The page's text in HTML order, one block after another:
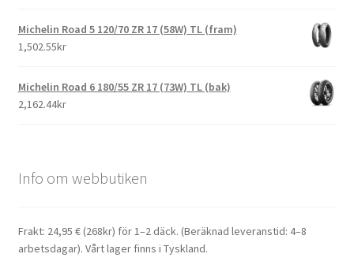
Michelin Road 5 120/70 ZR 17 (58W) TL (fram)
1,502.55kr
Michelin Road 6 180/55 ZR 17 (73W) TL (bak)
2,162.44kr
Info om webbutiken
Frakt: 24,95 € (268kr) för 1–2 däck. (Beräknad leveranstid: 4–8
arbetsdagar). Vårt lager finns i Tyskland.